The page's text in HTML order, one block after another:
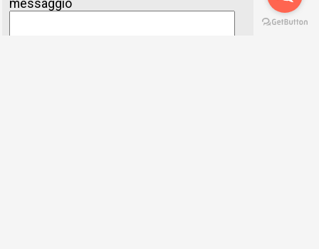
messaggio